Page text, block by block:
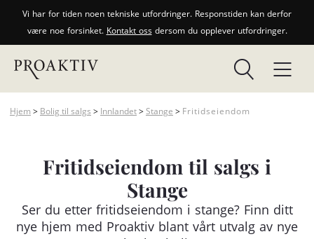
Vi har for tiden noen tekniske utfordringer. Responstiden kan derfor
være noe forsinket. Kontakt ossdersom du opplever utfordringer.
Hjem > Bolig til salgs > Innlandet>Stange > Fritidseiendom
Fritidseiendom til salgs i
Stange
Ser du etter fritidseiendom i stange? Finn ditt
nye hjem med Proaktiv blant vårt utvalg av nye